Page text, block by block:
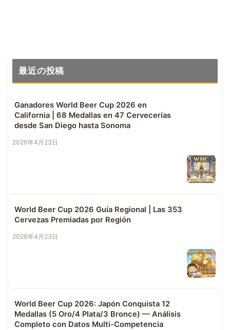
最近の投稿
Ganadores World Beer Cup 2026 en
California | 68 Medallas en 47 Cervecerías
desde San Diego hasta Sonoma
2026年4月23日
World Beer Cup 2026 Guía Regional | Las 353
Cervezas Premiadas por Región
2026年4月23日
World Beer Cup 2026: Japón Conquista 12
Medallas (5 Oro/4 Plata/3 Bronce) — Análisis
Completo con Datos Multi-Competencia